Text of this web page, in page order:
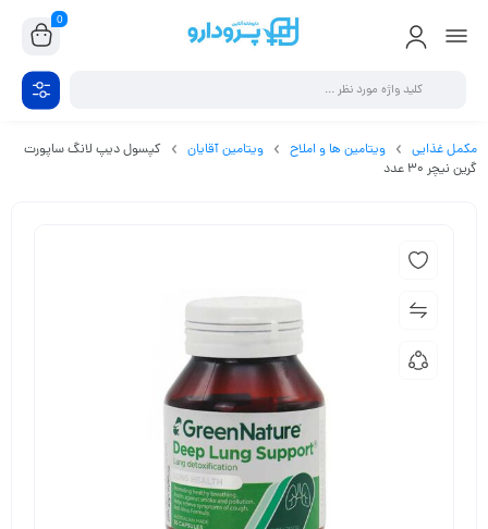
0
مکمل غذایی ویتامین ها و املاح ویتامین آقایان
کپسول دیپ لانگ ساپورت
گرین نیچر 30 عدد